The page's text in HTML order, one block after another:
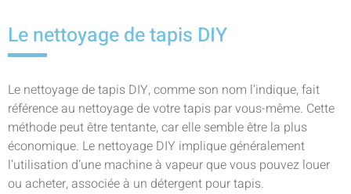
Le nettoyage de tapis DIY
Le nettoyage de tapis DIY, comme son nom l’indique, fait
référence au nettoyage de votre tapis par vous-même. Cette
méthode peut être tentante, car elle semble être la plus
économique. Le nettoyage DIY implique généralement
l’utilisation d’une machine à vapeur que vous pouvez louer
ou acheter, associée à un détergent pour tapis.